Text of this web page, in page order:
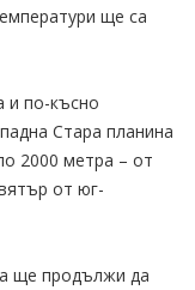
ще са
и по-късно
Стара планина
2000 метра – от
от юг-
ще продължи да